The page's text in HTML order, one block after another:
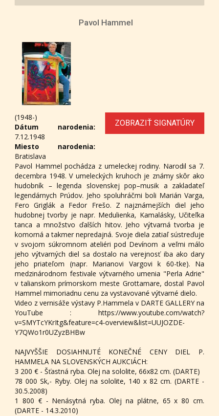
Pavol Hammel
ZOBRAZIŤ SIGNATÚRY
(1948-)
Dátum narodenia:
7.12.1948
Miesto narodenia:
Bratislava
Pavol Hammel pochádza z umeleckej rodiny. Narodil sa 7.
decembra 1948. V umeleckých kruhoch je známy skôr ako
hudobník – legenda slovenskej pop–musik a zakladateľ
legendárnych Prúdov. Jeho spoluhráčmi boli Marián Varga,
Fero Griglák a Fedor Frešo. Z najznámejších diel jeho
hudobnej tvorby je napr. Medulienka, Kamalásky, Učiteľka
tanca a množstvo ďalších hitov. Jeho výtvarná tvorba je
komorná a takmer nepredajná. Svoje diela zatiaľ sústreďuje
v svojom súkromnom ateliéri pod Devínom a veľmi málo
jeho výtvarných diel sa dostalo na verejnosť iba ako dary
jeho priateľom (napr. Marianovi Vargovi k 60-tke). Na
medzinárodnom festivale výtvarného umenia "Perla Adrie"
v talianskom prímorskom meste Grottamare, dostal Pavol
Hammel mimoriadnu cenu za vystavované výtvarné dielo.
Video z vernisáže výstavy P.Hammela v DARTE GALLERY na
YouTube : https://www.youtube.com/watch?
v=SMYTcYKrItg&feature=c4-overview&list=UUJOZDE-
Y7QWo1r0UZyzBHBw
NAJVYŠŠIE DOSIAHNUTÉ KONEČNÉ CENY DIEL P.
HAMMELA NA SLOVENSKÝCH AUKCIÁCH:
3 200 € - Šťastná ryba. Olej na sololite, 66x82 cm. (DARTE)
78 000 Sk,- Ryby. Olej na sololite, 140 x 82 cm. (DARTE -
30.5.2008)
1 800 € - Nenásytná ryba. Olej na plátne, 65 x 80 cm.
(DARTE - 14.3.2010)